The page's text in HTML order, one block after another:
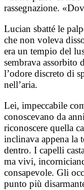
rassegnazione.
Lucian sbatté le
che non voleva
era un tempio del
sembrava assorbito
l’odore discreto di
nell’aria.
Lei, impeccabile
conoscevano da
riconoscere quella
inclinava appena la
dentro. I capelli
ma vivi,
consapevole. Gli
punto più